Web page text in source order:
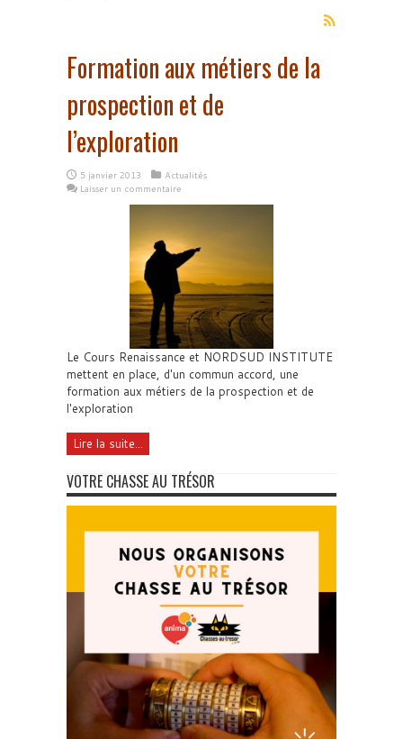
Formation aux métiers de la
prospection et de
l’exploration
5 janvier 2013
Actualités
Laisser un commentaire
Le Cours Renaissance et NORDSUD INSTITUTE
mettent en place, d'un commun accord, une
formation aux métiers de la prospection et de
l'exploration
Lire la suite...
VOTRE CHASSE AU TRÉSOR